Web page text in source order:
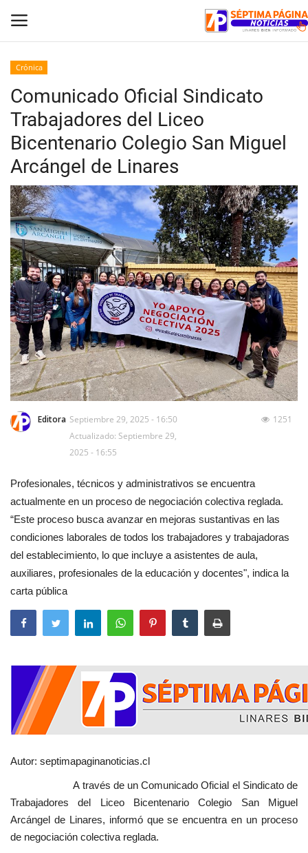
Inicio
Crónica
Policial
Tribunales
Deporte
Política
Espectáculos
Crónica
Comunicado Oficial Sindicato
Trabajadores del Liceo
Bicentenario Colegio San Miguel
Arcángel de Linares
Editora Septiembre 29, 2025 - 16:50
Actualizado: Septiembre 29,
2025 - 16:55
1251
Profesionales, técnicos y administrativos se encuentra
actualmente en un proceso de negociación colectiva reglada.
“Este proceso busca avanzar en mejoras sustantivas en las
condiciones laborales de todos los trabajadores y trabajadoras
del establecimiento, lo que incluye a asistentes de aula,
auxiliares, profesionales de la educación y docentes", indica la
carta pública
Autor: septimapaginanoticias.cl
A través de un Comunicado Oficial el Sindicato de
Trabajadores del Liceo Bicentenario Colegio San Miguel
Arcángel de Linares, informó que se encuentra en un proceso
de negociación colectiva reglada.